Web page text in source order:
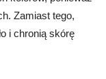
Zamiast tego,
i chronią skórę